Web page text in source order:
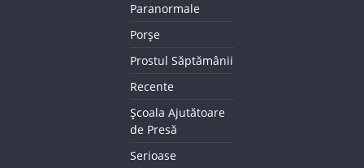
Paranormale
Porșe
Prostul Săptămânii
Recente
Școala Ajutătoare
de Presă
Serioase